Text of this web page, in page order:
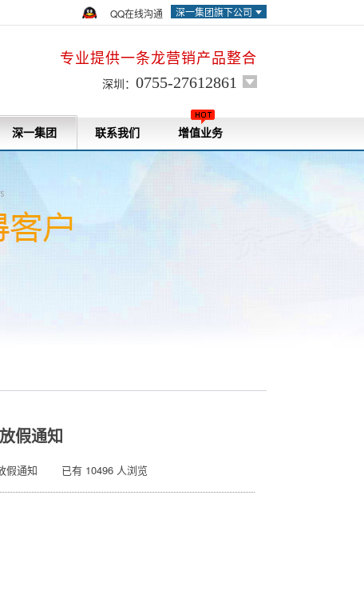
深一集团旗下公司
QQ在线沟通
专业提供一条龙营销产品整合
深圳： 0755-27612861
深一集团 联系我们 增值业务
假通知
假通知 已有 10496 人浏览